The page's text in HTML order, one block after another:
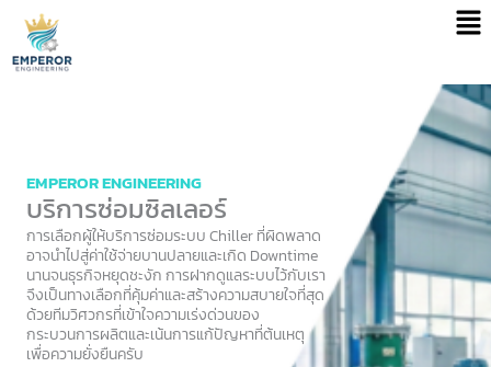
content
EMPEROR ENGINEERING
บริการซ่อมซิลเลอร์
การเลือกผู้ให้บริการซ่อมระบบ Chiller ที่ผิดพลาด
อาจนำไปสู่ค่าใช้จ่ายบานปลายและเกิด Downtime
นานจนธุรกิจหยุดชะงัก การฝากดูแลระบบไว้กับเรา
จึงเป็นทางเลือกที่คุ้มค่าและสร้างความสบายใจที่สุด
ด้วยทีมวิศวกรที่เข้าใจความเร่งด่วนของ
กระบวนการผลิตและเน้นการแก้ปัญหาที่ต้นเหตุ
เพื่อความยั่งยืนครับ